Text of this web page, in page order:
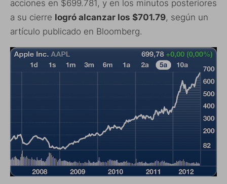
acciones en $699.781, y en los minutos posteriores
a su cierre logró alcanzar los $701.79, según un
artículo publicado en Bloomberg.